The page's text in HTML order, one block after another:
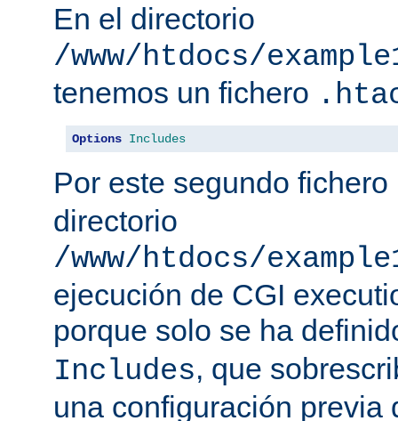
En el directorio
/www/htdocs/
tenemos un fichero
Options Includes
Por este segundo fichero
directorio
/www/htdocs/
ejecución de CGI
porque solo se ha
Includes, que
una configuración previa